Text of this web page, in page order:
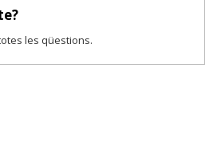
les qüestions.